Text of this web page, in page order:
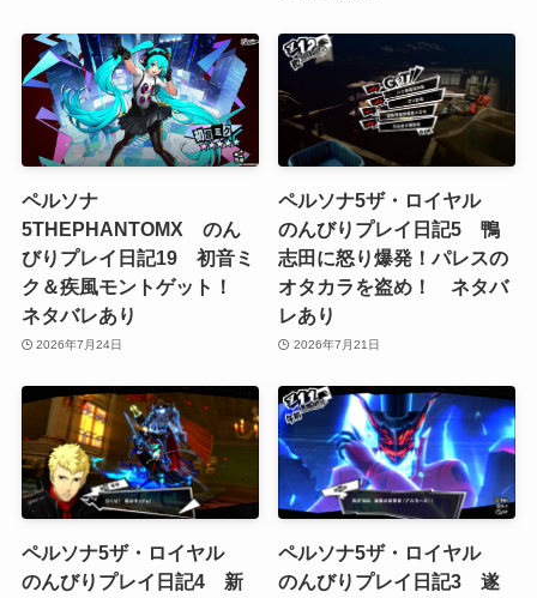
ペルソナ
5THEPHANTOMX のん
びりプレイ日記19 初音ミ
ク＆疾風モントゲット！
ネタバレあり
2026年7月24日
ペルソナ5ザ・ロイヤル
のんびりプレイ日記5 鴨
志田に怒り爆発！パレスの
オタカラを盗め！ ネタバ
レあり
2026年7月21日
ペルソナ5ザ・ロイヤル
のんびりプレイ日記4 新
ペルソナ5ザ・ロイヤル
のんびりプレイ日記3 遂